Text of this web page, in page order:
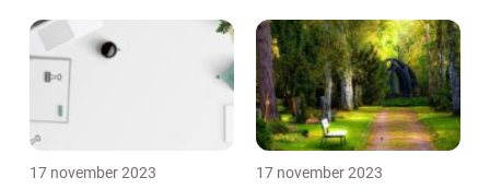
17 november 2023 17 november 2023